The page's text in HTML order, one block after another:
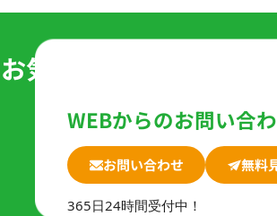
気軽にお問い合わせく
WEBからのお問い合
お問い合わせ 無料
365日24時間受付中！